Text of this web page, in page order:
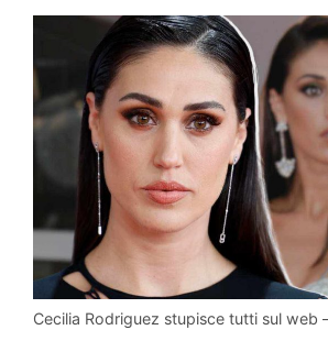
Cecilia Rodriguez stupisce tutti sul web